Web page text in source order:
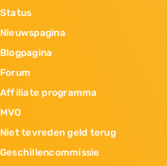
Status
Nieuwspagina
Blogpagina
Forum
Affiliate programma
MVO
Niet tevreden geld terug
Geschillencommissie